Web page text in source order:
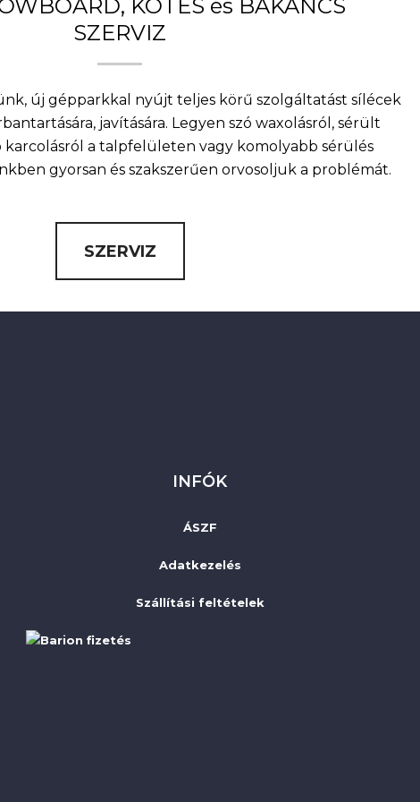
KÖTÉS és BAKANCS
SZERVIZ
új gépparkkal nyújt teljes körű szolgáltatást sílécek
javítására. Legyen szó waxolásról, sérült
karcolásról a talpfelületen vagy komolyabb sérülés
gyorsan és szakszerűen orvosoljuk a problémát.
SZERVIZ
INFÓK
ÁSZF
Adatkezelés
Szállítási feltételek